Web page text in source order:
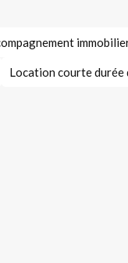
Location courte durée